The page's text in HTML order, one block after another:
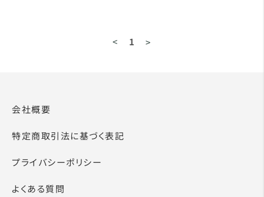
< 1 >
会社概要
特定商取引法に基づく表記
プライバシーポリシー
よくある質問